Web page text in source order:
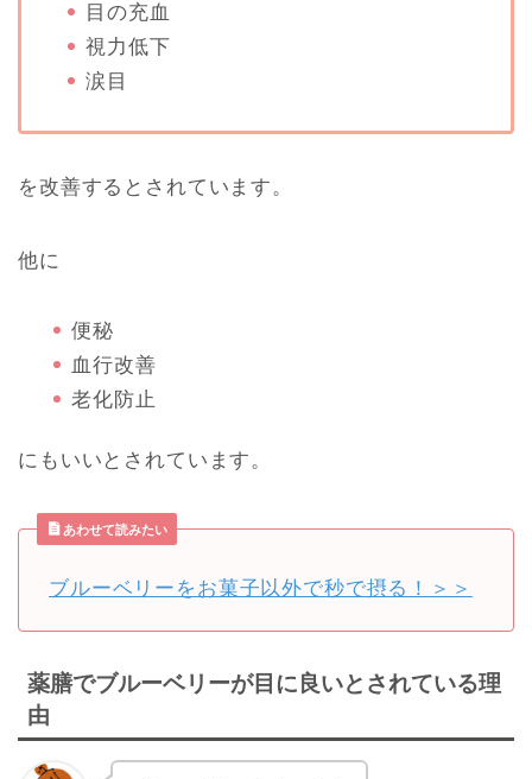
目の充血
視力低下
涙目
を改善するとされています。
他に
便秘
血行改善
老化防止
にもいいとされています。
あわせて読みたい
ブルーベリーをお菓子以外で秒で摂る！＞＞
薬膳でブルーベリーが目に良いとされている理
由